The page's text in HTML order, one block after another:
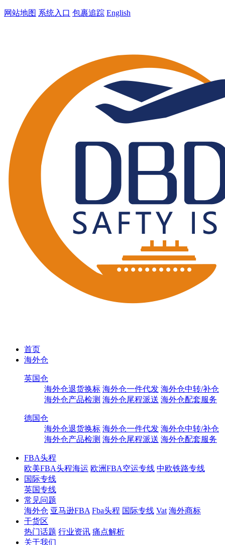
网站地图 系统入口 包裹追踪 English
首页
海外仓
英国仓
海外仓退货换标 海外仓一件代发 海外仓中转/补仓
海外仓产品检测 海外仓尾程派送 海外仓配套服务
德国仓
海外仓退货换标 海外仓一件代发 海外仓中转/补仓
海外仓产品检测 海外仓尾程派送 海外仓配套服务
FBA头程
欧美FBA头程海运 欧洲FBA空运专线 中欧铁路专线
国际专线
英国专线
常见问题
海外仓 亚马逊FBA Fba头程 国际专线 Vat 海外商标
干货区
热门话题 行业资讯 痛点解析
关于我们